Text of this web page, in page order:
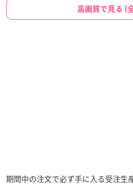
高画質で見る (
期間中の注文で必ず手に入る受注生